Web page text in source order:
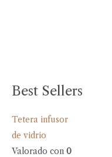
Best Sellers
Tetera infusor
de vidrio
Valorado con 0